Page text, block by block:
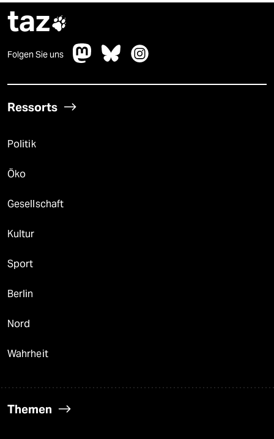
taz
Folgen Sie uns
Ressorts
Politik
Öko
Gesellschaft
Kultur
Sport
Berlin
Nord
Wahrheit
Themen